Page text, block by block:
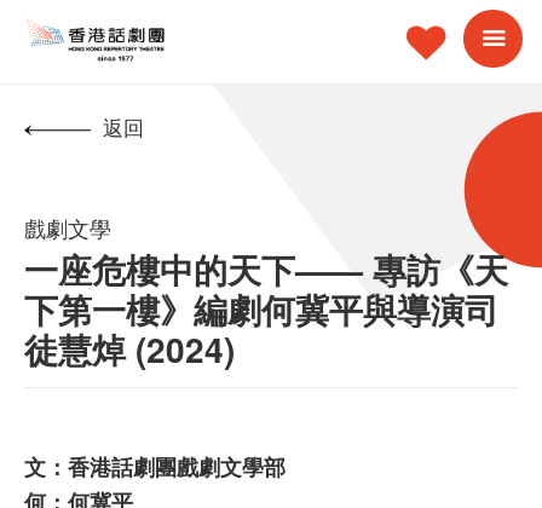
返回
戲劇文學
一座危樓中的天下—— 專訪《天
下第一樓》編劇何冀平與導演司
徒慧焯 (2024)
文：香港話劇團戲劇文學部